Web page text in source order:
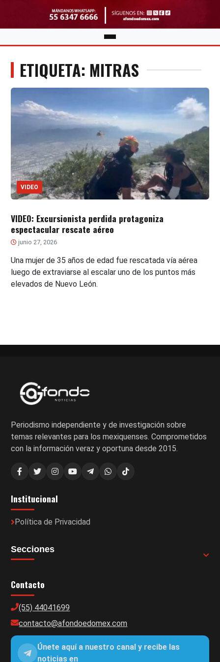
ETIQUETA: MITRAS
VIDEO
VIDEO: Excursionista perdida protagoniza
espectacular rescate aéreo
junio 27, 2026
Una mujer de 35 años de edad fue rescatada vía aérea
luego de extraviarse al escalar uno de los puntos más
elevados de Nuevo León.
Periodismo independiente y de investigación sobre
temas relevantes para los mexiquenses. Comprometidos
con la información veraz y oportuna desde 2015.
Institucional
Política de Privacidad
Secciones
Contacto
(55) 44041699
contacto@afondoedomex.com
Únete aquí a nuestro canal y recibe las
noticias en